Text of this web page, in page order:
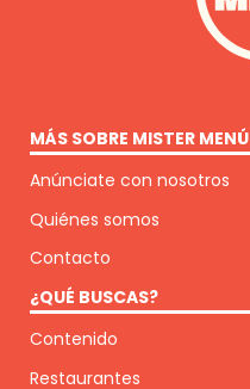
MÁS SOBRE MISTER MENÚ
Anúnciate con nosotros
Quiénes somos
Contacto
¿QUÉ BUSCAS?
Contenido
Restaurantes